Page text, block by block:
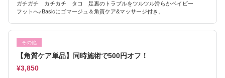
ガチガチ カチカチ タコ 足裏のトラブルをツルツル滑らかベイビー
フットへ♪Basicにゴマージュ＆角質ケア&マッサージ付き。
その他
【角質ケア単品】同時施術で500円オフ！
¥3,850